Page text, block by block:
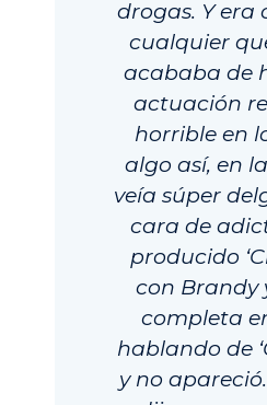
drogas. Y era
cualquier
acababa de
actuación
horrible en
algo así, en
veía súper
cara de
producido
con Brandy
completa
hablando de
y no